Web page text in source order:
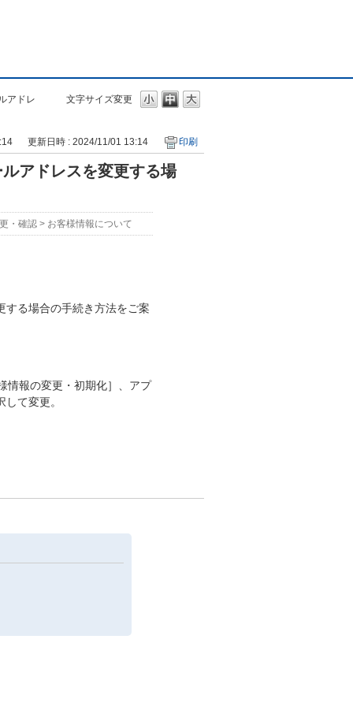
文字サイズ変更
アドレ
更新日時 : 2024/11/01 13:14 印刷
アドレスを変更する場
・確認> お客様情報について
する場合の手続き方法をご案
情報の変更・初期化］、アプ
て変更。